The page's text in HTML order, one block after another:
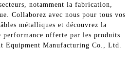
notamment la fabrication,
Collaborez avec nous pour tous vos
métalliques et découvrez la
offerte par les produits
Manufacturing Co., Ltd.